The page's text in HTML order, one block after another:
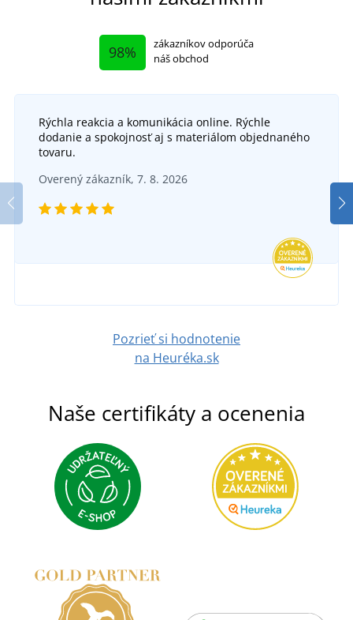
+6
Pracovná blúza COOL TREND
SKLADOM
Dámska pracovná blúza MAX SUMMER LADY
98%
zákazníkov odporúča
náš obchod
Rýchla reakcia a komunikácia online. Rýchle
dodanie a spokojnosť aj s materiálom objednaného
tovaru.
Overený zákazník, 7. 8. 2026
Pozrieť si hodnotenie
na Heuréka.sk
Naše certifikáty a ocenenia